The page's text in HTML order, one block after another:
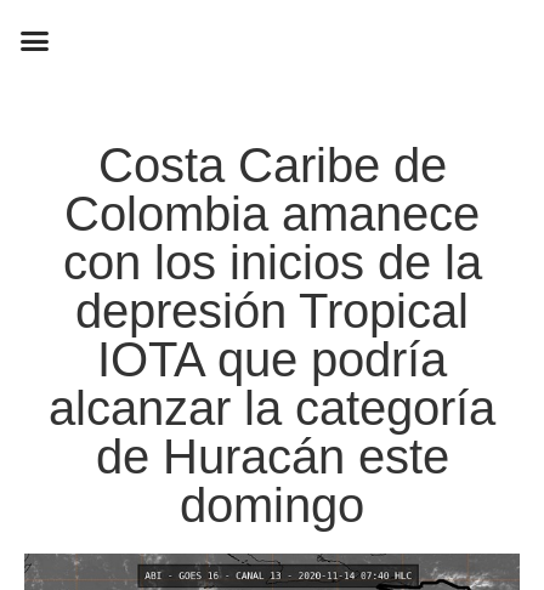
Costa Caribe de
Colombia amanece
con los inicios de la
depresión Tropical
IOTA que podría
alcanzar la categoría
de Huracán este
domingo